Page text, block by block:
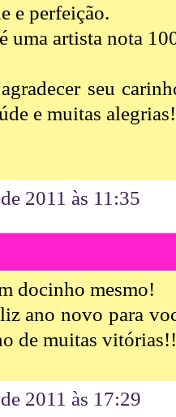
e perfeição.
uma artista nota
seu
e muitas alegrias!
2011 às 11:35
docinho mesmo!
ano novo para
de muitas
2011 às 17:29